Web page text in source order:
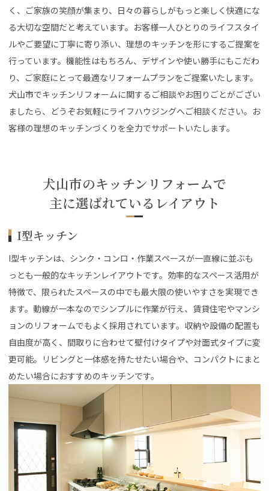
く、ご家族の笑顔が集まり、日々の暮らしがもっと楽しく快適にな
る大切な空間だと考えています。お客様一人ひとりのライフスタイ
ルやご要望に丁寧に寄り添い、理想のキッチンを形にするご提案を
行っています。機能性はもちろん、デザインや使い勝手にもこだわ
り、ご家庭にとって最適なリフォームプランをご提案いたします。
犬山市でキッチンリフォームに関するご相談やお困りごとがござい
ましたら、どうぞお気軽にライフハウジングへご相談ください。お
客様の理想のキッチンづくりを全力でサポートいたします。
犬山市のキッチンリフォームで
主に選ばれているレイアウト
I型キッチン
I型キッチンは、シンク・コンロ・作業スペースが一直線に並ぶも
っとも一般的なキッチンレイアウトです。効率的なスペース活用が
特徴で、限られたスペースの中でも最大限の使いやすさを実現でき
ます。動線が一本なのでシンプルに作業が行え、賃貸住宅やマンシ
ョンのリフォームでもよく採用されています。収納や設備の配置も
自由度が高く、間取りに合わせて壁付けタイプや対面式タイプに変
更可能。リビングと一体感を持たせたい場合や、コンパクトにまと
めたい場合におすすめのキッチンです。